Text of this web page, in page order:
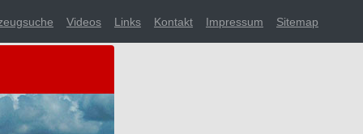
Videos Links Kontakt Impressum Sitemap